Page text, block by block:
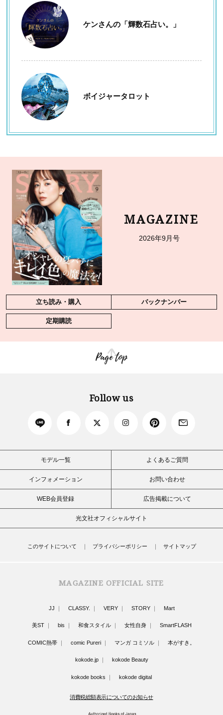
ケンさんの「輝数石占い。」
ボイジャータロット
MAGAZINE
2026年9月号
立ち読み・購入 バックナンバー
定期購読
Page top
Follow us
モデル一覧 よくあるご質問
インフォメーション お問い合わせ
WEB会員登録 広告掲載について
光文社オフィシャルサイト
このサイトについて プライバシーポリシー サイトマップ
MAGAZINE OFFICIAL SITE
JJ CLASSY. VERY STORY Mart
美ST bis 和食スタイル 女性自身 SmartFLASH
COMIC熱帯 comic Pureri マンガ コミソル 本がすき。
kokode.jp kokode Beauty
kokode books kokode digital
消費税総額表示についてのお知らせ